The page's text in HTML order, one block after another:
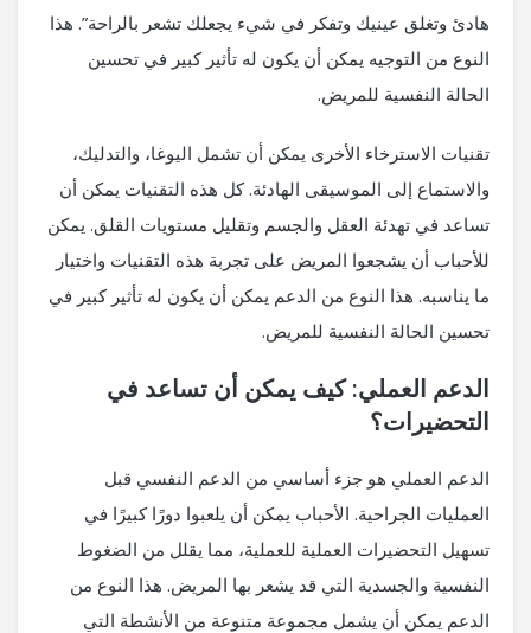
هادئ وتغلق عينيك وتفكر في شيء يجعلك تشعر بالراحة”. هذا
النوع من التوجيه يمكن أن يكون له تأثير كبير في تحسين
الحالة النفسية للمريض.
تقنيات الاسترخاء الأخرى يمكن أن تشمل اليوغا، والتدليك،
والاستماع إلى الموسيقى الهادئة. كل هذه التقنيات يمكن أن
تساعد في تهدئة العقل والجسم وتقليل مستويات القلق. يمكن
للأحباب أن يشجعوا المريض على تجربة هذه التقنيات واختيار
ما يناسبه. هذا النوع من الدعم يمكن أن يكون له تأثير كبير في
تحسين الحالة النفسية للمريض.
الدعم العملي: كيف يمكن أن تساعد في
التحضيرات؟
الدعم العملي هو جزء أساسي من الدعم النفسي قبل
العمليات الجراحية. الأحباب يمكن أن يلعبوا دورًا كبيرًا في
تسهيل التحضيرات العملية للعملية، مما يقلل من الضغوط
النفسية والجسدية التي قد يشعر بها المريض. هذا النوع من
الدعم يمكن أن يشمل مجموعة متنوعة من الأنشطة التي